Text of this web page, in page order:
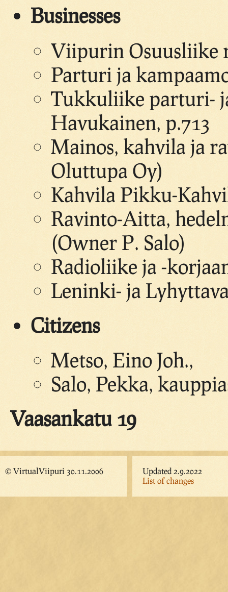
Businesses
Viipurin Osuusliike
Parturi ja
Tukkuliike parturi-
Havukainen, p.713
Mainos, kahvila ja
Oluttupa Oy)
Kahvila Pikku-
Ravinto-Aitta,
(Owner P. Salo)
Radioliike ja -
Leninki- ja
Citizens
Metso, Eino Joh.,
Salo, Pekka,
Vaasankatu 19
© VirtualViipuri 30.11.2006
Updated 2.9.2022
List of changes